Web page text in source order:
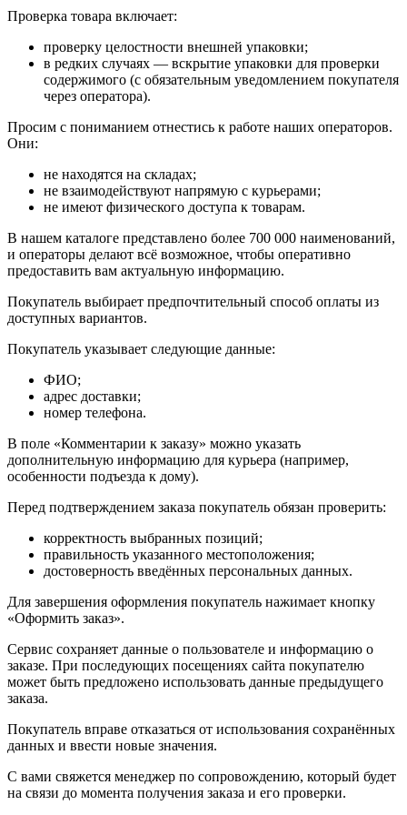
Проверка товара включает:
проверку целостности внешней упаковки;
в редких случаях — вскрытие упаковки для проверки
содержимого (с обязательным уведомлением покупателя
через оператора).
Просим с пониманием отнестись к работе наших операторов.
Они:
не находятся на складах;
не взаимодействуют напрямую с курьерами;
не имеют физического доступа к товарам.
В нашем каталоге представлено более 700 000 наименований,
и операторы делают всё возможное, чтобы оперативно
предоставить вам актуальную информацию.
Покупатель выбирает предпочтительный способ оплаты из
доступных вариантов.
Покупатель указывает следующие данные:
ФИО;
адрес доставки;
номер телефона.
В поле «Комментарии к заказу» можно указать
дополнительную информацию для курьера (например,
особенности подъезда к дому).
Перед подтверждением заказа покупатель обязан проверить:
корректность выбранных позиций;
правильность указанного местоположения;
достоверность введённых персональных данных.
Для завершения оформления покупатель нажимает кнопку
«Оформить заказ».
Сервис сохраняет данные о пользователе и информацию о
заказе. При последующих посещениях сайта покупателю
может быть предложено использовать данные предыдущего
заказа.
Покупатель вправе отказаться от использования сохранённых
данных и ввести новые значения.
С вами свяжется менеджер по сопровождению, который будет
на связи до момента получения заказа и его проверки.